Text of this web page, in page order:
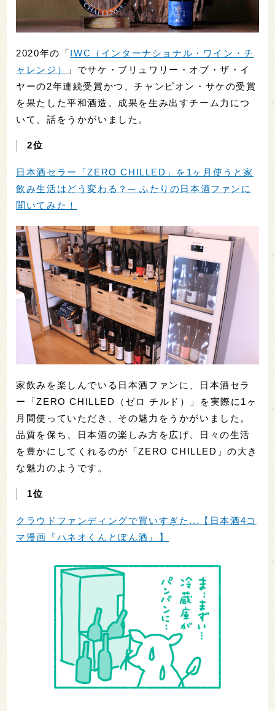
2020年の「IWC（インターナショナル・ワイン・チ
ャレンジ）
」でサケ・ブリュワリー・オブ・ザ・イ
ヤーの2年連続受賞かつ、チャンピオン・サケの受賞
を果たした平和酒造。成果を生み出すチーム力につ
いて、話をうかがいました。
2位
日本酒セラー「ZERO CHILLED」を1ヶ月使うと家
飲み生活はどう変わる？─ ふたりの日本酒ファンに
聞いてみた！
家飲みを楽しんでいる日本酒ファンに、日本酒セラ
ー「ZERO CHILLED（ゼロ チルド）」を実際に1ヶ
月間使っていただき、その魅力をうかがいました。
品質を保ち、日本酒の楽しみ方を広げ、日々の生活
を豊かにしてくれるのが「ZERO CHILLED」の大き
な魅力のようです。
1位
クラウドファンディングで買いすぎた...【日本酒4コ
マ漫画『ハネオくんとぽん酒』】